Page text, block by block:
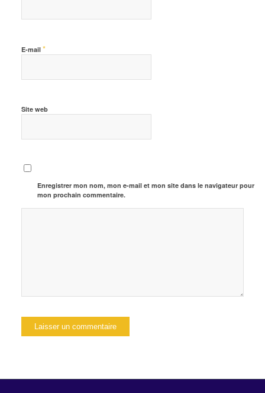
E-mail *
Site web
Enregistrer mon nom, mon e-mail et mon site dans le navigateur pour
mon prochain commentaire.